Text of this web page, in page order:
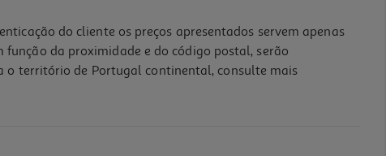
do cliente os preços apresentados servem apenas
da proximidade e do código postal, serão
o território de Portugal continental, consulte mais